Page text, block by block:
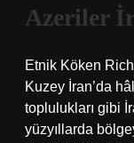
Azeriler
Etnik Köken
Kuzey İran’da
toplulukları gibi
yüzyıllarda